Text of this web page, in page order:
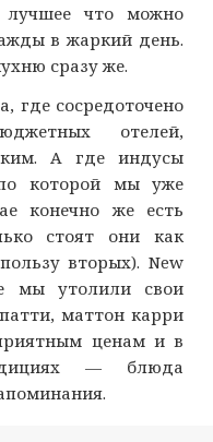
лучшее что можно
в жаркий день.
сразу же.
где сосредоточено
отелей,
А где индусы
которой мы уже
конечно же есть
стоят они как
вторых). New
мы утолили свои
маттон карри
ценам и в
— блюда